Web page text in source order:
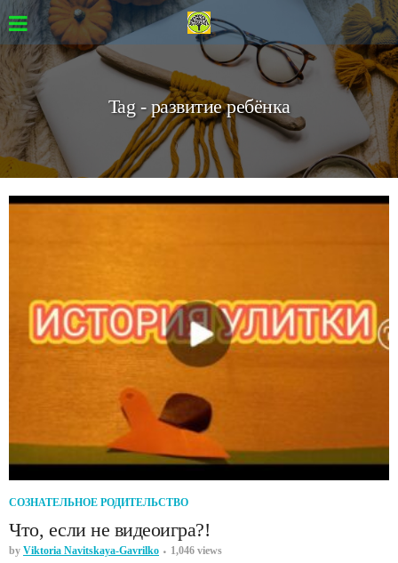
Tag - развитие ребёнка
СОЗНАТЕЛЬНОЕ РОДИТЕЛЬСТВО
Что, если не видеоигра?!
by Viktoria Navitskaya-Gavrilko 1,046 views